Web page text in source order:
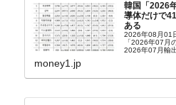
韓国「2026
導体だけで
ある
2026年08月01
「2026年07月
2026年07月輸
money1.jp